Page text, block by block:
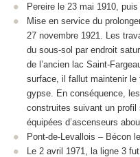
Pereire le 23 mai 1910,
Mise en service du
27 novembre 1921. Les
du sous-sol par endroit
de l’ancien lac Saint-
surface, il fallut maintenir le
gypse. En conséquence,
construites suivant un profil
équipées d’ascenseurs
Pont-de-Levallois – Bécon
Le 2 avril 1971, la ligne 3